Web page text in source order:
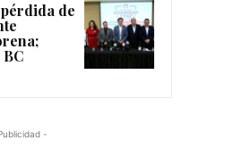
de
-